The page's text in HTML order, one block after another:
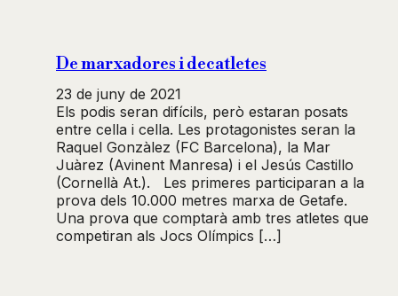
De marxadores i decatletes
23 de juny de 2021
Els podis seran difícils, però estaran posats
entre cella i cella. Les protagonistes seran la
Raquel Gonzàlez (FC Barcelona), la Mar
Juàrez (Avinent Manresa) i el Jesús Castillo
(Cornellà At.). Les primeres participaran a la
prova dels 10.000 metres marxa de Getafe.
Una prova que comptarà amb tres atletes que
competiran als Jocs Olímpics […]